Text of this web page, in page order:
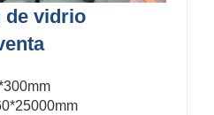
de vidrio